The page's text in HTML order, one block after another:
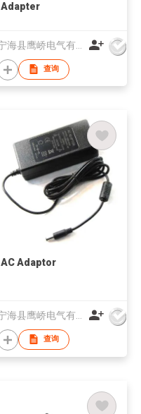
Adapter
查询
AC Adaptor
查询